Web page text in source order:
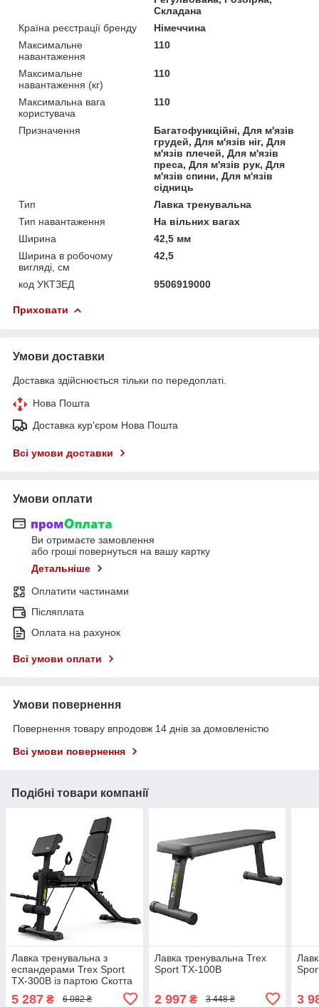
Складана
Країна реєстрації бренду
Німеччина
Максимальне
навантаження
110
Максимальне
навантаження (кг)
110
Максимальна вага
користувача
110
Призначення
Багатофункційні, Для м'язів
грудей, Для м'язів ніг, Для
м'язів плечей, Для м'язів
преса, Для м'язів рук, Для
м'язів спини, Для м'язів
сідниць
Тип
Лавка тренувальна
Тип навантаження
На вільних вагах
Ширина
42,5 мм
Ширина в робочому
вигляді, см
42,5
код УКТЗЕД 9506919000
Приховати
Умови доставки
Доставка здійснюється тільки по передоплаті.
Нова Пошта
Доставка кур'єром Нова Пошта
Всі умови доставки
Умови оплати
Ви отримаєте замовлення
або гроші повернуться на вашу картку
Детальніше
Оплатити частинами
Післяплата
Оплата на рахунок
Всі умови оплати
Умови повернення
Повернення товару впродовж 14 днів за домовленістю
Всі умови повернення
Подібні товари компанії
Лавка тренувальна з
еспандерами Trex Sport
TX-300B із партою Скотта
5 287 ₴ 6 082 ₴
Лавка тренувальна Trex
Sport TX-100B
2 997₴ 3 448 ₴ 3